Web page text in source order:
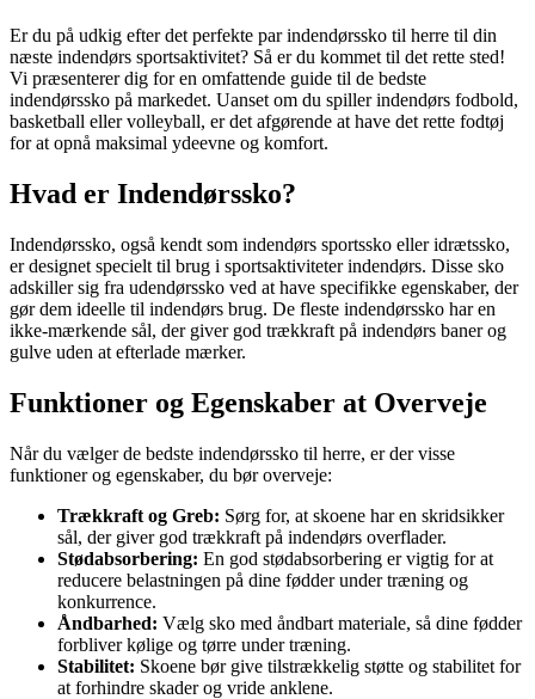
Er du på udkig efter det perfekte par indendørssko til herre til din
næste indendørs sportsaktivitet? Så er du kommet til det rette sted!
Vi præsenterer dig for en omfattende guide til de bedste
indendørssko på markedet. Uanset om du spiller indendørs fodbold,
basketball eller volleyball, er det afgørende at have det rette fodtøj
for at opnå maksimal ydeevne og komfort.
Hvad er Indendørssko?
Indendørssko, også kendt som indendørs sportssko eller idrætssko,
er designet specielt til brug i sportsaktiviteter indendørs. Disse sko
adskiller sig fra udendørssko ved at have specifikke egenskaber, der
gør dem ideelle til indendørs brug. De fleste indendørssko har en
ikke-mærkende sål, der giver god trækkraft på indendørs baner og
gulve uden at efterlade mærker.
Funktioner og Egenskaber at Overveje
Når du vælger de bedste indendørssko til herre, er der visse
funktioner og egenskaber, du bør overveje:
Trækkraft og Greb: Sørg for, at skoene har en skridsikker
sål, der giver god trækkraft på indendørs overflader.
Stødabsorbering: En god stødabsorbering er vigtig for at
reducere belastningen på dine fødder under træning og
konkurrence.
Åndbarhed: Vælg sko med åndbart materiale, så dine fødder
forbliver kølige og tørre under træning.
Stabilitet: Skoene bør give tilstrækkelig støtte og stabilitet for
at forhindre skader og vride anklene.